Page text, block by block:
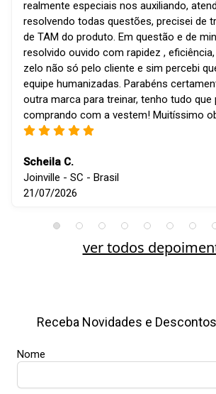
realmente especiais nos auxiliando,
resolvendo todas questões, precisei de
de TAM do produto. Em questão e de
resolvido ouvido com rapidez ,
zelo não só pelo cliente e sim percebi
equipe humanizadas. Parabéns
outra marca para treinar, tenho tudo que
comprando com a vestem! Muitíssimo
Scheila C.
Joinville - SC - Brasil
21/07/2026
ver todos
Receba Novidades e
Nome